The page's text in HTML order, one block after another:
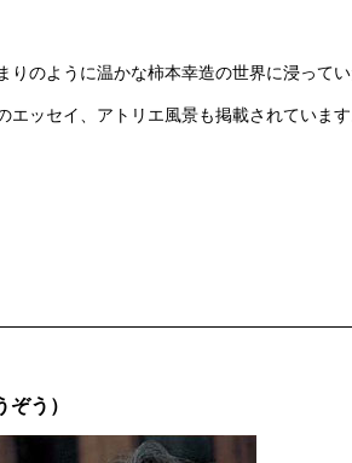
りのように温かな柿本幸造の世界に浸って
エッセイ、アトリエ風景も掲載されていま
う）